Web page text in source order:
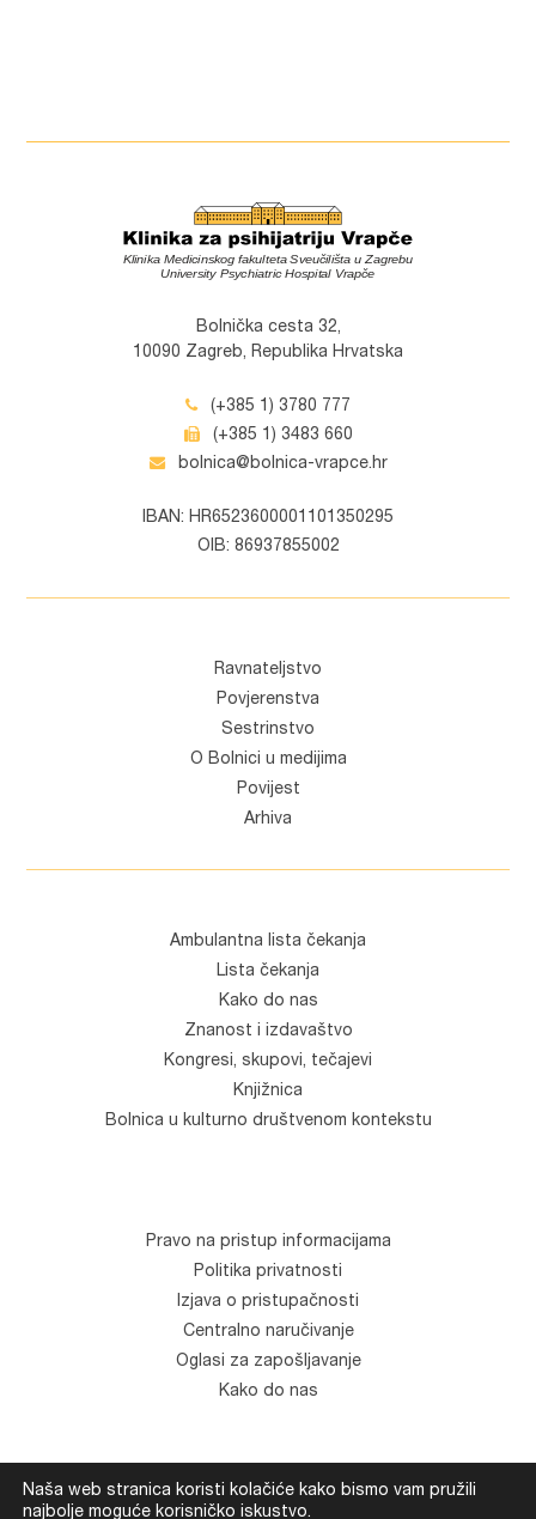
Bolnička cesta 32,
10090 Zagreb, Republika Hrvatska
(+385 1) 3780 777
(+385 1) 3483 660
bolnica@bolnica-vrapce.hr
IBAN: HR6523600001101350295
OIB: 86937855002
Ravnateljstvo
Povjerenstva
Sestrinstvo
O Bolnici u medijima
Povijest
Arhiva
Ambulantna lista čekanja
Lista čekanja
Kako do nas
Znanost i izdavaštvo
Kongresi, skupovi, tečajevi
Knjižnica
Bolnica u kulturno društvenom kontekstu
Pravo na pristup informacijama
Politika privatnosti
Izjava o pristupačnosti
Centralno naručivanje
Oglasi za zapošljavanje
Kako do nas
© Klinika za psihijatriju "Vrapče". Sva prava zadržana.
Naša web stranica koristi kolačiće kako bismo vam pružili
najbolje moguće korisničko iskustvo.